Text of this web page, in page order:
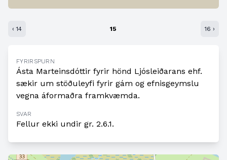
‹ 14 15 16 ›
FYRIRSPURN
Ásta Marteinsdóttir fyrir hönd Ljósleiðarans ehf.
sækir um stöðuleyfi fyrir gám og efnisgeymslu
vegna áformaðra framkvæmda.
SVAR
Fellur ekki undir gr. 2.6.1.